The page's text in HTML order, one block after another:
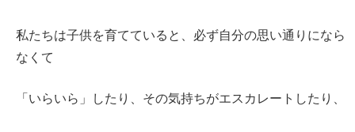
私たちは子供を育てていると、必ず自分の思い通りになら
なくて
「いらいら」したり、その気持ちがエスカレートしたり、